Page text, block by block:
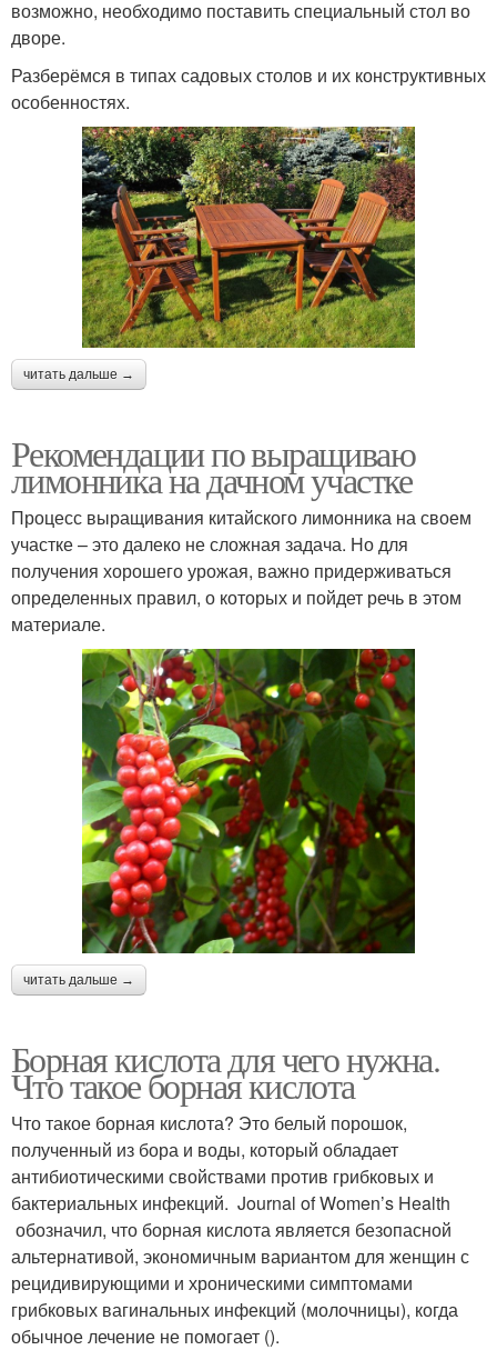
возможно, необходимо поставить специальный стол во
дворе.
Разберёмся в типах садовых столов и их конструктивных
особенностях.
читать дальше →
Рекомендации по выращиваю
лимонника на дачном участке
Процесс выращивания китайского лимонника на своем
участке – это далеко не сложная задача. Но для
получения хорошего урожая, важно придерживаться
определенных правил, о которых и пойдет речь в этом
материале.
читать дальше →
Борная кислота для чего нужна.
Что такое борная кислота
Что такое борная кислота? Это белый порошок,
полученный из бора и воды, который обладает
антибиотическими свойствами против грибковых и
бактериальных инфекций. Journal of Women’s Health
обозначил, что борная кислота является безопасной
альтернативой, экономичным вариантом для женщин с
рецидивирующими и хроническими симптомами
грибковых вагинальных инфекций (молочницы), когда
обычное лечение не помогает ().